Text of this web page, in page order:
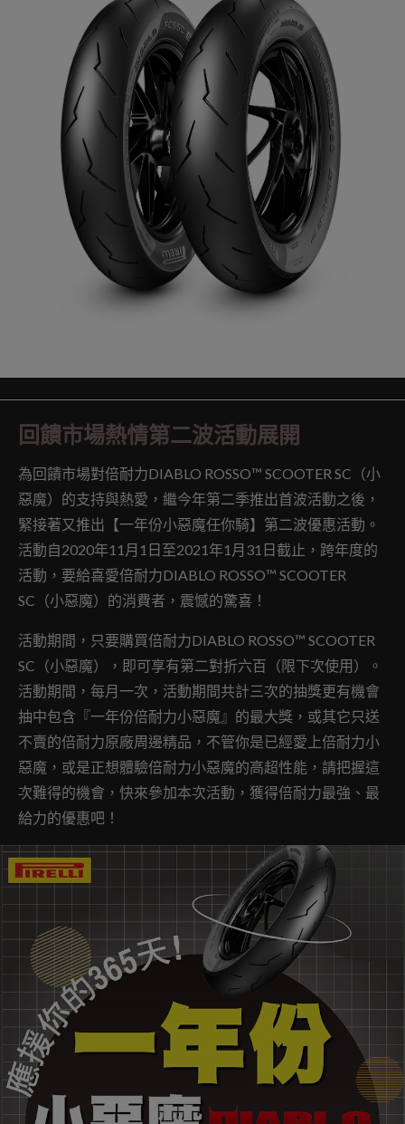
回饋市場熱情第二波活動展開
為回饋市場對倍耐力DIABLO ROSSO™ SCOOTER SC（小
惡魔）的支持與熱愛，繼今年第二季推出首波活動之後，
緊接著又推出【一年份小惡魔任你騎】第二波優惠活動。
活動自2020年11月1日至2021年1月31日截止，跨年度的
活動，要給喜愛倍耐力DIABLO ROSSO™ SCOOTER
SC（小惡魔）的消費者，震憾的驚喜！
活動期間，只要購買倍耐力DIABLO ROSSO™ SCOOTER
SC（小惡魔），即可享有第二對折六百（限下次使用）。
活動期間，每月一次，活動期間共計三次的抽獎更有機會
抽中包含『一年份倍耐力小惡魔』的最大獎，或其它只送
不賣的倍耐力原廠周邊精品，不管你是已經愛上倍耐力小
惡魔，或是正想體驗倍耐力小惡魔的高超性能，請把握這
次難得的機會，快來參加本次活動，獲得倍耐力最強、最
給力的優惠吧！